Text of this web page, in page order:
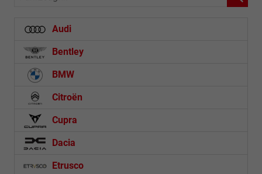
Audi
Bentley
BMW
Citroën
Cupra
Dacia
Etrusco